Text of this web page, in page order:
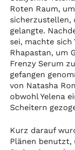
Roten Raum,
sicherzustellen,
gelangte.
sei, machte sich
Rhapastan, um
Frenzy Serum
gefangen
von Natasha
obwohl Yelena
Scheitern
Kurz darauf
Plänen benutzt,